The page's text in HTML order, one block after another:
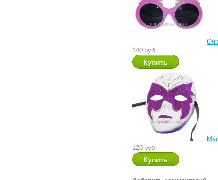
140 руб
120 руб